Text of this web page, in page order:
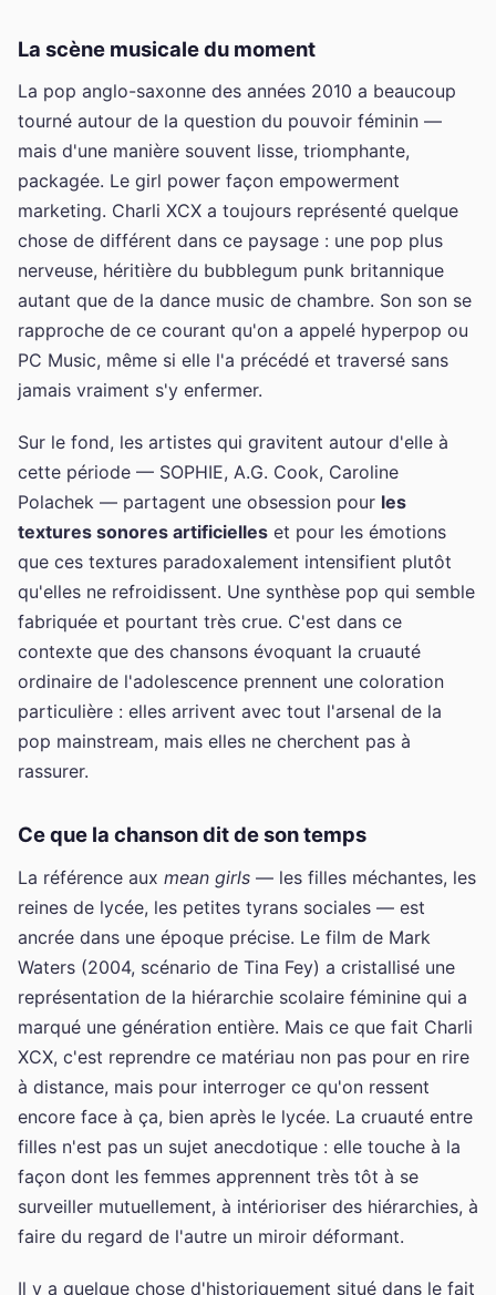
La scène musicale du moment
La pop anglo-saxonne des années 2010 a beaucoup
tourné autour de la question du pouvoir féminin —
mais d'une manière souvent lisse, triomphante,
packagée. Le girl power façon empowerment
marketing. Charli XCX a toujours représenté quelque
chose de différent dans ce paysage : une pop plus
nerveuse, héritière du bubblegum punk britannique
autant que de la dance music de chambre. Son son se
rapproche de ce courant qu'on a appelé hyperpop ou
PC Music, même si elle l'a précédé et traversé sans
jamais vraiment s'y enfermer.
Sur le fond, les artistes qui gravitent autour d'elle à
cette période — SOPHIE, A.G. Cook, Caroline
Polachek — partagent une obsession pour les
textures sonores artificielles et pour les émotions
que ces textures paradoxalement intensifient plutôt
qu'elles ne refroidissent. Une synthèse pop qui semble
fabriquée et pourtant très crue. C'est dans ce
contexte que des chansons évoquant la cruauté
ordinaire de l'adolescence prennent une coloration
particulière : elles arrivent avec tout l'arsenal de la
pop mainstream, mais elles ne cherchent pas à
rassurer.
Ce que la chanson dit de son temps
La référence aux mean girls — les filles méchantes, les
reines de lycée, les petites tyrans sociales — est
ancrée dans une époque précise. Le film de Mark
Waters (2004, scénario de Tina Fey) a cristallisé une
représentation de la hiérarchie scolaire féminine qui a
marqué une génération entière. Mais ce que fait Charli
XCX, c'est reprendre ce matériau non pas pour en rire
à distance, mais pour interroger ce qu'on ressent
encore face à ça, bien après le lycée. La cruauté entre
filles n'est pas un sujet anecdotique : elle touche à la
façon dont les femmes apprennent très tôt à se
surveiller mutuellement, à intérioriser des hiérarchies, à
faire du regard de l'autre un miroir déformant.
Il y a quelque chose d'historiquement situé dans le fait